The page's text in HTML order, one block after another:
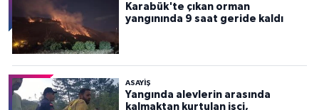
Karabük'te çıkan orman
yangınında 9 saat geride kaldı
ASAYİŞ
Yangında alevlerin arasında
kalmaktan kurtulan işçi,